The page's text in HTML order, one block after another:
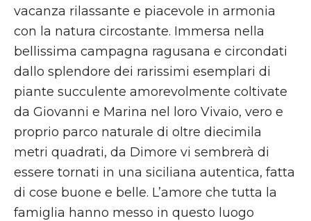
vacanza rilassante e piacevole in armonia
con la natura circostante. Immersa nella
bellissima campagna ragusana e circondati
dallo splendore dei rarissimi esemplari di
piante succulente amorevolmente coltivate
da Giovanni e Marina nel loro Vivaio, vero e
proprio parco naturale di oltre diecimila
metri quadrati, da Dimore vi sembrerà di
essere tornati in una siciliana autentica, fatta
di cose buone e belle. L’amore che tutta la
famiglia hanno messo in questo luogo